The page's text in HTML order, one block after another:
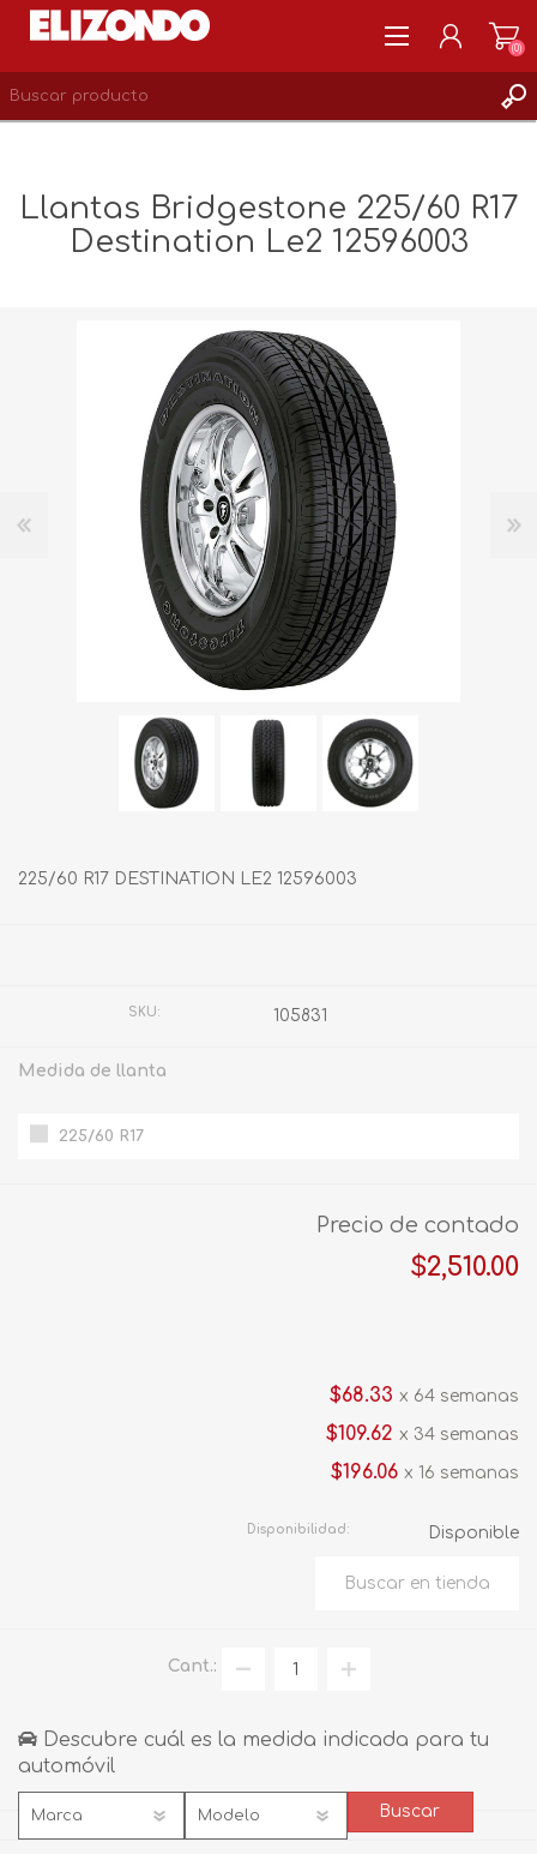
LISTA DE DESEOS 0
(0)
Llantas Bridgestone 225/60 R17
Destination Le2 12596003
225/60 R17 DESTINATION LE2 12596003
SKU: 105831
Medida de llanta
225/60 R17
Precio de contado
$2,510.00
$68.33 x 64 semanas
$109.62 x 34 semanas
$196.06 x 16 semanas
Disponibilidad: Disponible
Cant.:
Descubre cuál es la medida indicada para tu
automóvil